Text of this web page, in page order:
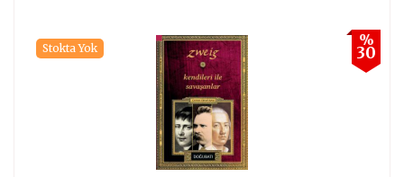
%
30
Stokta Yok